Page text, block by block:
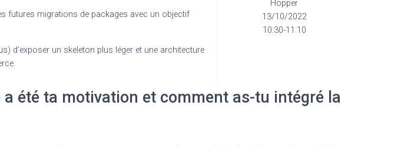
futures migrations de packages avec un objectif
d’exposer un skeleton plus léger et une architecture
Hopper
13/10/2022
10:30-11:10
été ta motivation et comment as-tu intégré la